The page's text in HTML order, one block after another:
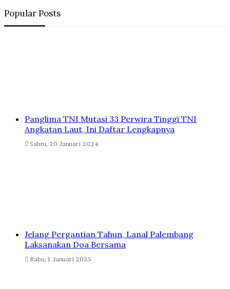
Popular Posts
Panglima TNI Mutasi 33 Perwira Tinggi TNI
Angkatan Laut, Ini Daftar Lengkapnya
Sabtu, 20 Januari 2024
Jelang Pergantian Tahun, Lanal Palembang
Laksanakan Doa Bersama
Rabu, 1 Januari 2025